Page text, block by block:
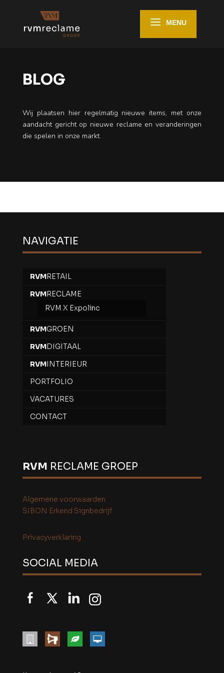
BLOG
Wij plaatsen hier regelmatig nieuwe items, met onze
aandacht gericht op nieuwe reclame en veranderingen
die spelen in onze markt.
NAVIGATIE
RVMRETAIL
RVMRECLAME
RVM X Expolinc
RVMGROEN
RVMDIGITAAL
RVMINTERIEUR
PORTFOLIO
VACATURES
CONTACT
RVM RECLAME GROEP
Algemene voorwaarden
SIBON Erkend Signbedrijf
Privacyverklaring
SOCIAL MEDIA